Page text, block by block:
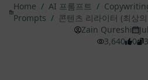
Home / AI 프롬프트 /
Prompts / 콘텐츠 리라이터 (최상
Zain Qureshi
3,640
0